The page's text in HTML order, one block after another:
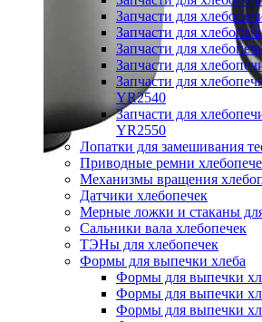
Запчасти для
Запчасти для
Запчасти для
Запчасти для
Запчасти для
YR2540
Запчасти для
YR2550
Лопатки для замешивания
Приводные ремни
Механизмы вращения
Датчики хлебопечек
Мерные ложки и стаканы
Сальники вала хлебопечек
ТЭНы для хлебопечек
Формы для выпечки хлеба
Формы для выпечки
Формы для выпечки
Формы для выпечки